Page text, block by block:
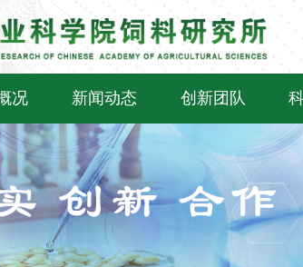
况 新闻动态 创新团队